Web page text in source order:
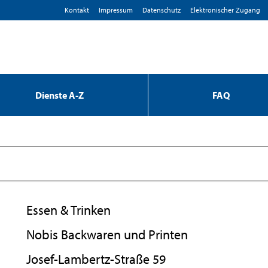
Kontakt Impressum D­atenschutz Elektronischer Zugang
Dienste A-Z FAQ
Essen & Trinken
Nobis Backwaren und Printen
Josef-Lambertz-Straße 59